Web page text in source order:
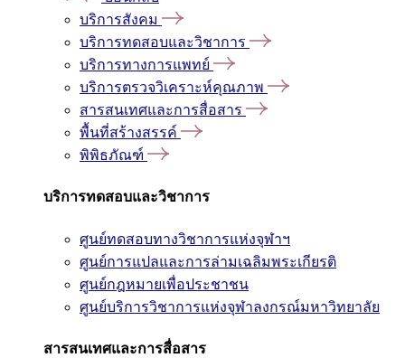
บริการสังคม
บริการทดสอบและวิชาการ
บริการทางการแพทย์
บริการตรวจวิเคราะห์คุณภาพ
สารสนเทศและการสื่อสาร
พื้นที่สร้างสรรค์
พิพิธภัณฑ์
บริการทดสอบและวิชาการ
ศูนย์ทดสอบทางวิชาการแห่งจุฬาฯ
ศูนย์การแปลและการล่ามเฉลิมพระเกียรติ
ศูนย์กฎหมายเพื่อประชาชน
ศูนย์บริการวิชาการแห่งจุฬาลงกรณ์มหาวิทยาลัย
สารสนเทศและการสื่อสาร